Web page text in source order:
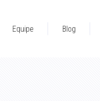
Equipe Blog